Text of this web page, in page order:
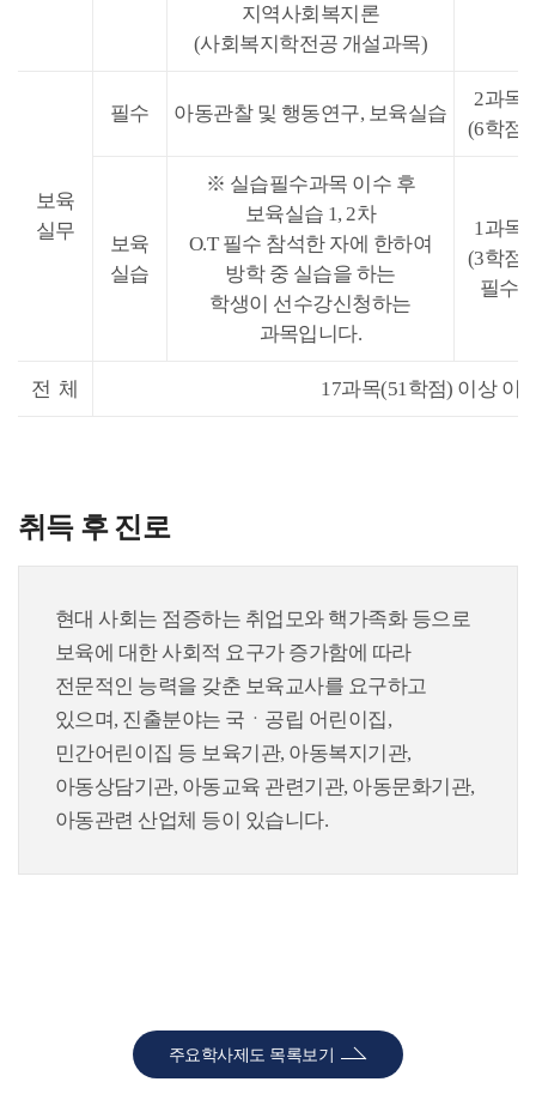
지역사회복지론
(사회복지학전공 개설과목)
보육
실무
필수 아동관찰 및 행동연구, 보육실습
2과목
(6학점)
보육
실습
※ 실습필수과목 이수 후
보육실습 1, 2차
O.T 필수 참석한 자에 한하여
방학 중 실습을 하는
학생이 선수강신청하는
과목입니다.
1과목
(3학점)
필수
전 체 17과목(51학점) 이상 이
취득 후 진로
현대 사회는 점증하는 취업모와 핵가족화 등으로
보육에 대한 사회적 요구가 증가함에 따라
전문적인 능력을 갖춘 보육교사를 요구하고
있으며, 진출분야는 국ㆍ공립 어린이집,
민간어린이집 등 보육기관, 아동복지기관,
아동상담기관, 아동교육 관련기관, 아동문화기관,
아동관련 산업체 등이 있습니다.
주요학사제도 목록보기